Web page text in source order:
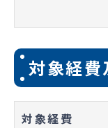
対象経費
対象経費